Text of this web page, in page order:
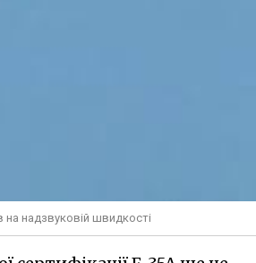
надзвуковій швидкості